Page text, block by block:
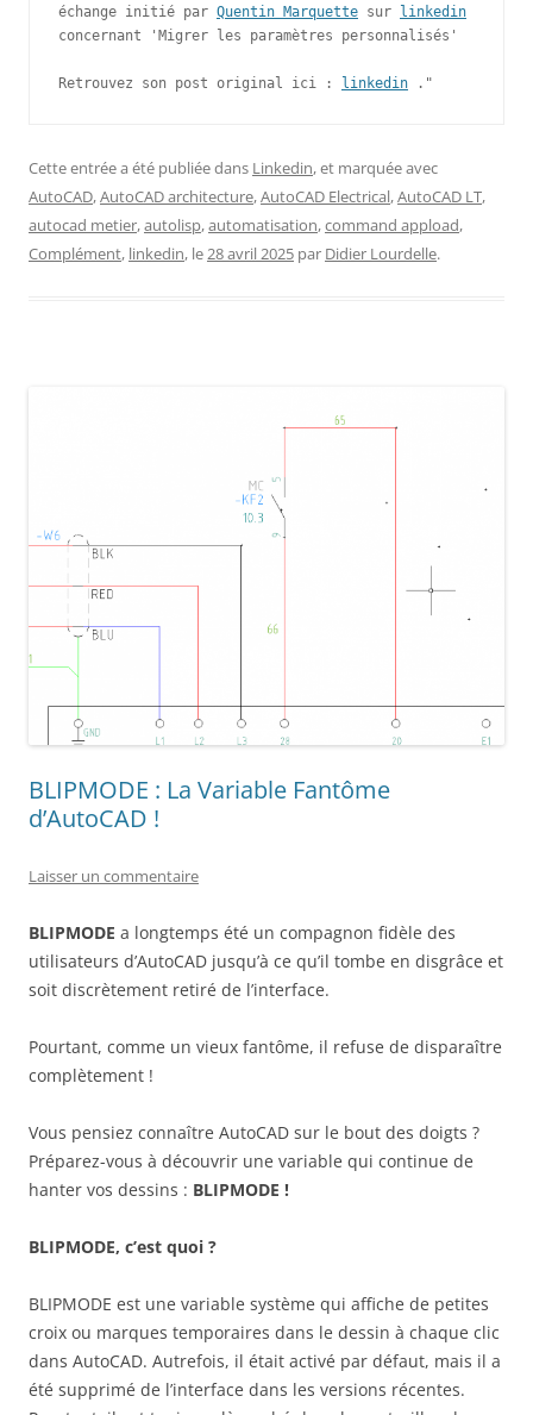
échange initié par Quentin Marquette sur
linkedin
concernant 'Migrer les paramètres personnalisés'
Retrouvez son post original ici : linkedin ."
Cette entrée a été publiée dans Linkedin, et marquée avec
AutoCAD,AutoCAD architecture,AutoCAD Electrical,AutoCAD LT,
autocad metier,autolisp,automatisation,command appload,
Complément, linkedin, le28 avril 2025 par Didier Lourdelle.
BLIPMODE : La Variable Fantôme
d’AutoCAD !
Laisser un commentaire
BLIPMODE a longtemps été un compagnon fidèle des
utilisateurs d’AutoCAD jusqu’à ce qu’il tombe en disgrâce et
soit discrètement retiré de l’interface.
Pourtant, comme un vieux fantôme, il refuse de disparaître
complètement !
Vous pensiez connaître AutoCAD sur le bout des doigts ?
Préparez-vous à découvrir une variable qui continue de
hanter vos dessins : BLIPMODE !
BLIPMODE, c’est quoi ?
BLIPMODE est une variable système qui affiche de petites
croix ou marques temporaires dans le dessin à chaque clic
dans AutoCAD. Autrefois, il était activé par défaut, mais il a
été supprimé de l’interface dans les versions récentes.